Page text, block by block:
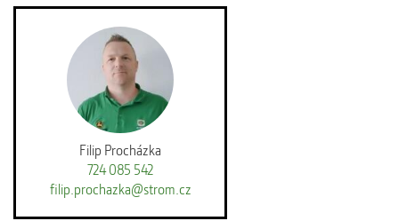
Filip Procházka
724 085 542
filip.prochazka@strom.cz